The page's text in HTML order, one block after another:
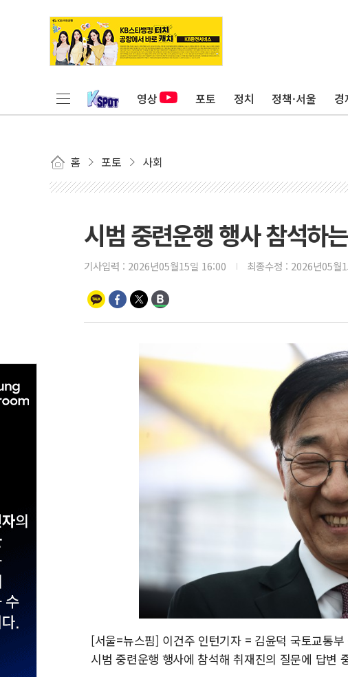
영상 포토 정치 정책·서울 경
홈 포토 사회
시범 중련운행 행사 참석하
기사입력 : 2026년05월15일 16:00 최종수정 : 2026년05월
[서울=뉴스핌] 이건주 인턴기자 = 김윤덕 국토교통
시범 중련운행 행사에 참석해 취재진의 질문에 답